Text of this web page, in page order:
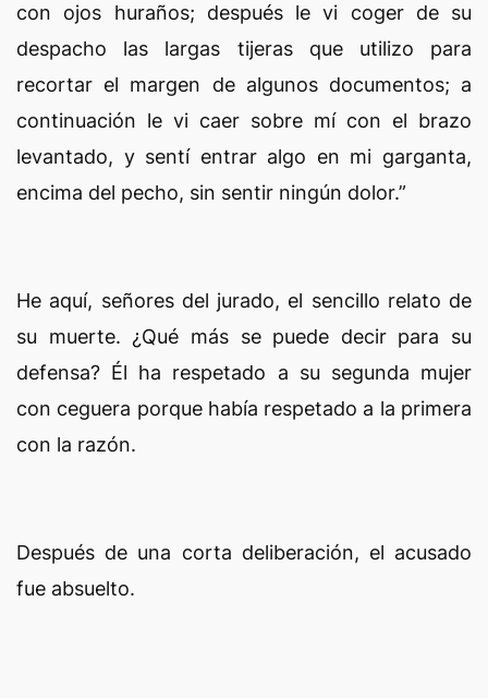
con ojos huraños; después le vi coger de su
despacho las largas tijeras que utilizo para
recortar el margen de algunos documentos; a
continuación le vi caer sobre mí con el brazo
levantado, y sentí entrar algo en mi garganta,
encima del pecho, sin sentir ningún dolor.”
He aquí, señores del jurado, el sencillo relato de
su muerte. ¿Qué más se puede decir para su
defensa? Él ha respetado a su segunda mujer
con ceguera porque había respetado a la primera
con la razón.
Después de una corta deliberación, el acusado
fue absuelto.